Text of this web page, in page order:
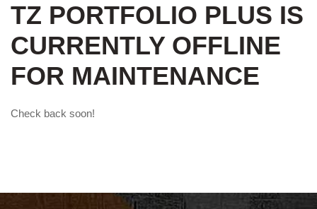
TZ PORTFOLIO PLUS IS
CURRENTLY OFFLINE
FOR MAINTENANCE
Check back soon!